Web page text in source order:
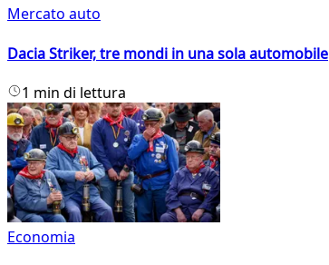
Mercato auto
Dacia Striker, tre mondi in una sola automobile
1 min di lettura
Economia